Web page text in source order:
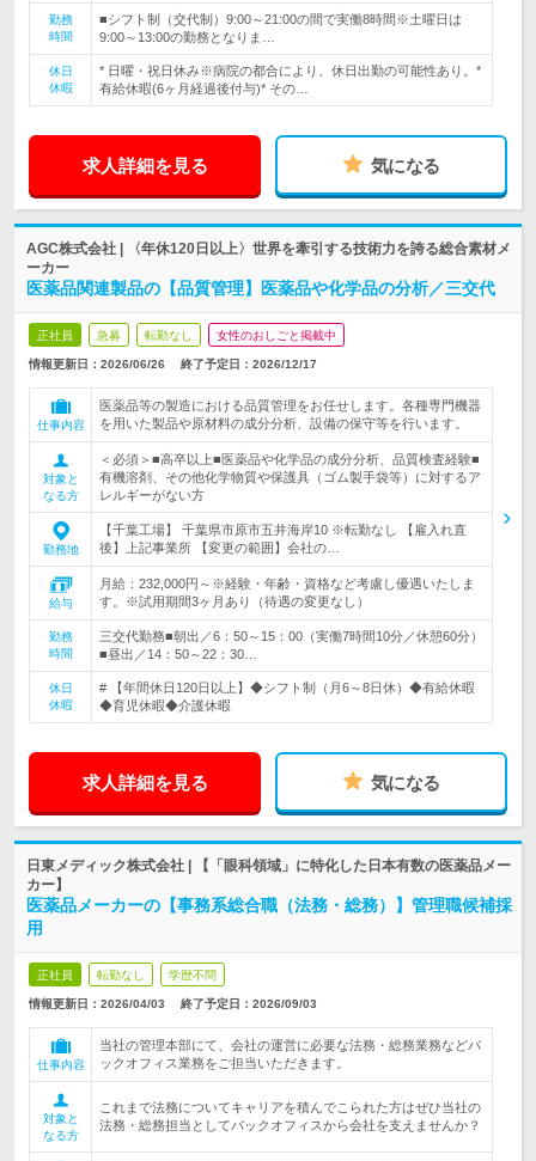
勤務
時間
■シフト制（交代制）9:00～21:00の間で実働8時間※土曜日は
9:00～13:00の勤務となりま…
休日
休暇
* 日曜・祝日休み※病院の都合により、休日出勤の可能性あり。*
有給休暇(6ヶ月経過後付与)* その…
求人詳細を見る 気になる
AGC株式会社 | 〈年休120日以上〉世界を牽引する技術力を誇る総合素材メ
ーカー
医薬品関連製品の【品質管理】医薬品や化学品の分析／三交代
正社員 急募 転勤なし 女性のおしごと掲載中
情報更新日：2026/06/26 終了予定日： 2026/12/17
仕事内容
医薬品等の製造における品質管理をお任せします。各種専門機器
を用いた製品や原材料の成分分析、設備の保守等を行います。
対象と
なる方
＜必須＞■高卒以上■医薬品や化学品の成分分析、品質検査経験■
有機溶剤、その他化学物質や保護具（ゴム製手袋等）に対するア
レルギーがない方
勤務地
【千葉工場】 千葉県市原市五井海岸10 ※転勤なし 【雇入れ直
後】上記事業所 【変更の範囲】会社の…
給与
月給：232,000円～※経験・年齢・資格など考慮し優遇いたしま
す。※試用期間3ヶ月あり（待遇の変更なし）
勤務
時間
三交代勤務■朝出／6：50～15：00（実働7時間10分／休憩60分）
■昼出／14：50～22：30…
休日
休暇
# 【年間休日120日以上】◆シフト制（月6～8日休）◆有給休暇
◆育児休暇◆介護休暇
求人詳細を見る 気になる
日東メディック株式会社 | 【「眼科領域」に特化した日本有数の医薬品メー
カー】
医薬品メーカーの【事務系総合職（法務・総務）】管理職候補採
用
正社員 転勤なし 学歴不問
情報更新日：2026/04/03 終了予定日： 2026/09/03
仕事内容
当社の管理本部にて、会社の運営に必要な法務・総務業務などバ
ックオフィス業務をご担当いただきます。
対象と
なる方
これまで法務についてキャリアを積んでこられた方はぜひ当社の
法務・総務担当としてバックオフィスから会社を支えませんか？